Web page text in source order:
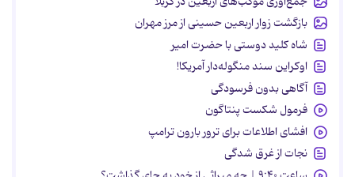
بازگشت زوار اربعین حسینی از مرز مهران
شاه کلید دوستی با حضرت امیر
اوکراین سند منگوله‌دار آمریکا!
آگاهی بدون فرسودگی
فرمول شکست پنتاگون
افشای اطلاعات برای ترور بارون ترامپ
نجات از غرق شدگی